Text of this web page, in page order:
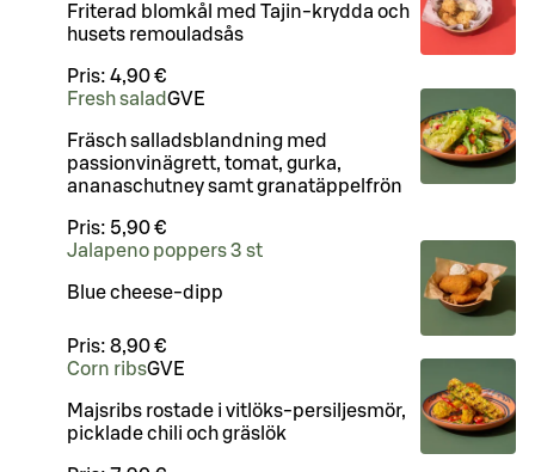
Friterad blomkål med Tajin-krydda och
husets remouladsås
Pris: 4,90 €
Fresh saladGVE
Fräsch salladsblandning med
passionvinägrett, tomat, gurka,
ananaschutney samt granatäppelfrön
Pris: 5,90 €
Jalapeno poppers 3 st
Blue cheese-dipp
Pris: 8,90 €
Corn ribsGVE
Majsribs rostade i vitlöks-persiljesmör,
picklade chili och gräslök